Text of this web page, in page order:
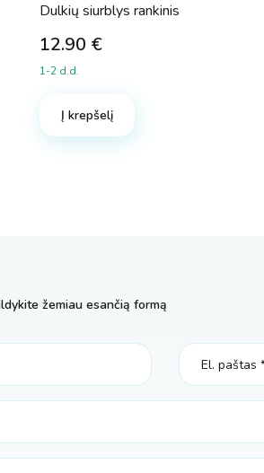
Dulkių siurblys rankinis
12.90 €
1-2 d.d.
Į krepšelį
žemiau esančią formą